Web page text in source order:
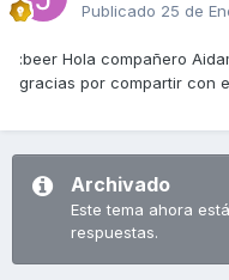
Publicado 25 de
:beer Hola compañero
gracias por compartir con
Archivado
Este tema ahora
respuestas.